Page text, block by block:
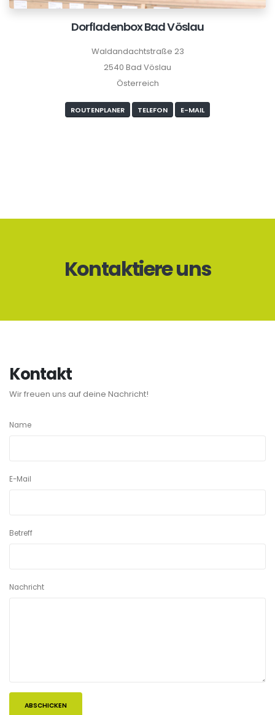
Dorfladenbox Bad Vöslau
Waldandachtstraße 23
2540 Bad Vöslau
Österreich
ROUTENPLANER TELEFON E-MAIL
Kontaktiere uns
Kontakt
Wir freuen uns auf deine Nachricht!
Name
E-Mail
Betreff
Nachricht